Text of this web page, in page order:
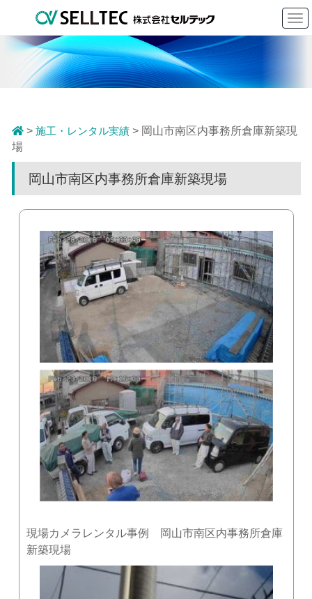
> 施工・レンタル実績 > 岡山市南区内事務所倉庫新築現
場
岡山市南区内事務所倉庫新築現場
現場カメラレンタル事例 岡山市南区内事務所倉庫
新築現場